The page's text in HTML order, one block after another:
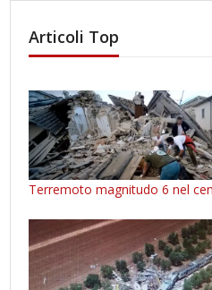
Articoli Top
Terremoto magnitudo 6 nel